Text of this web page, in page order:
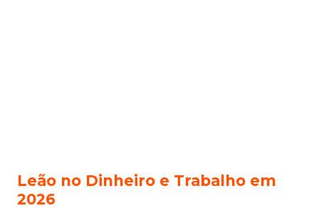
Leão no Dinheiro e Trabalho em
2026